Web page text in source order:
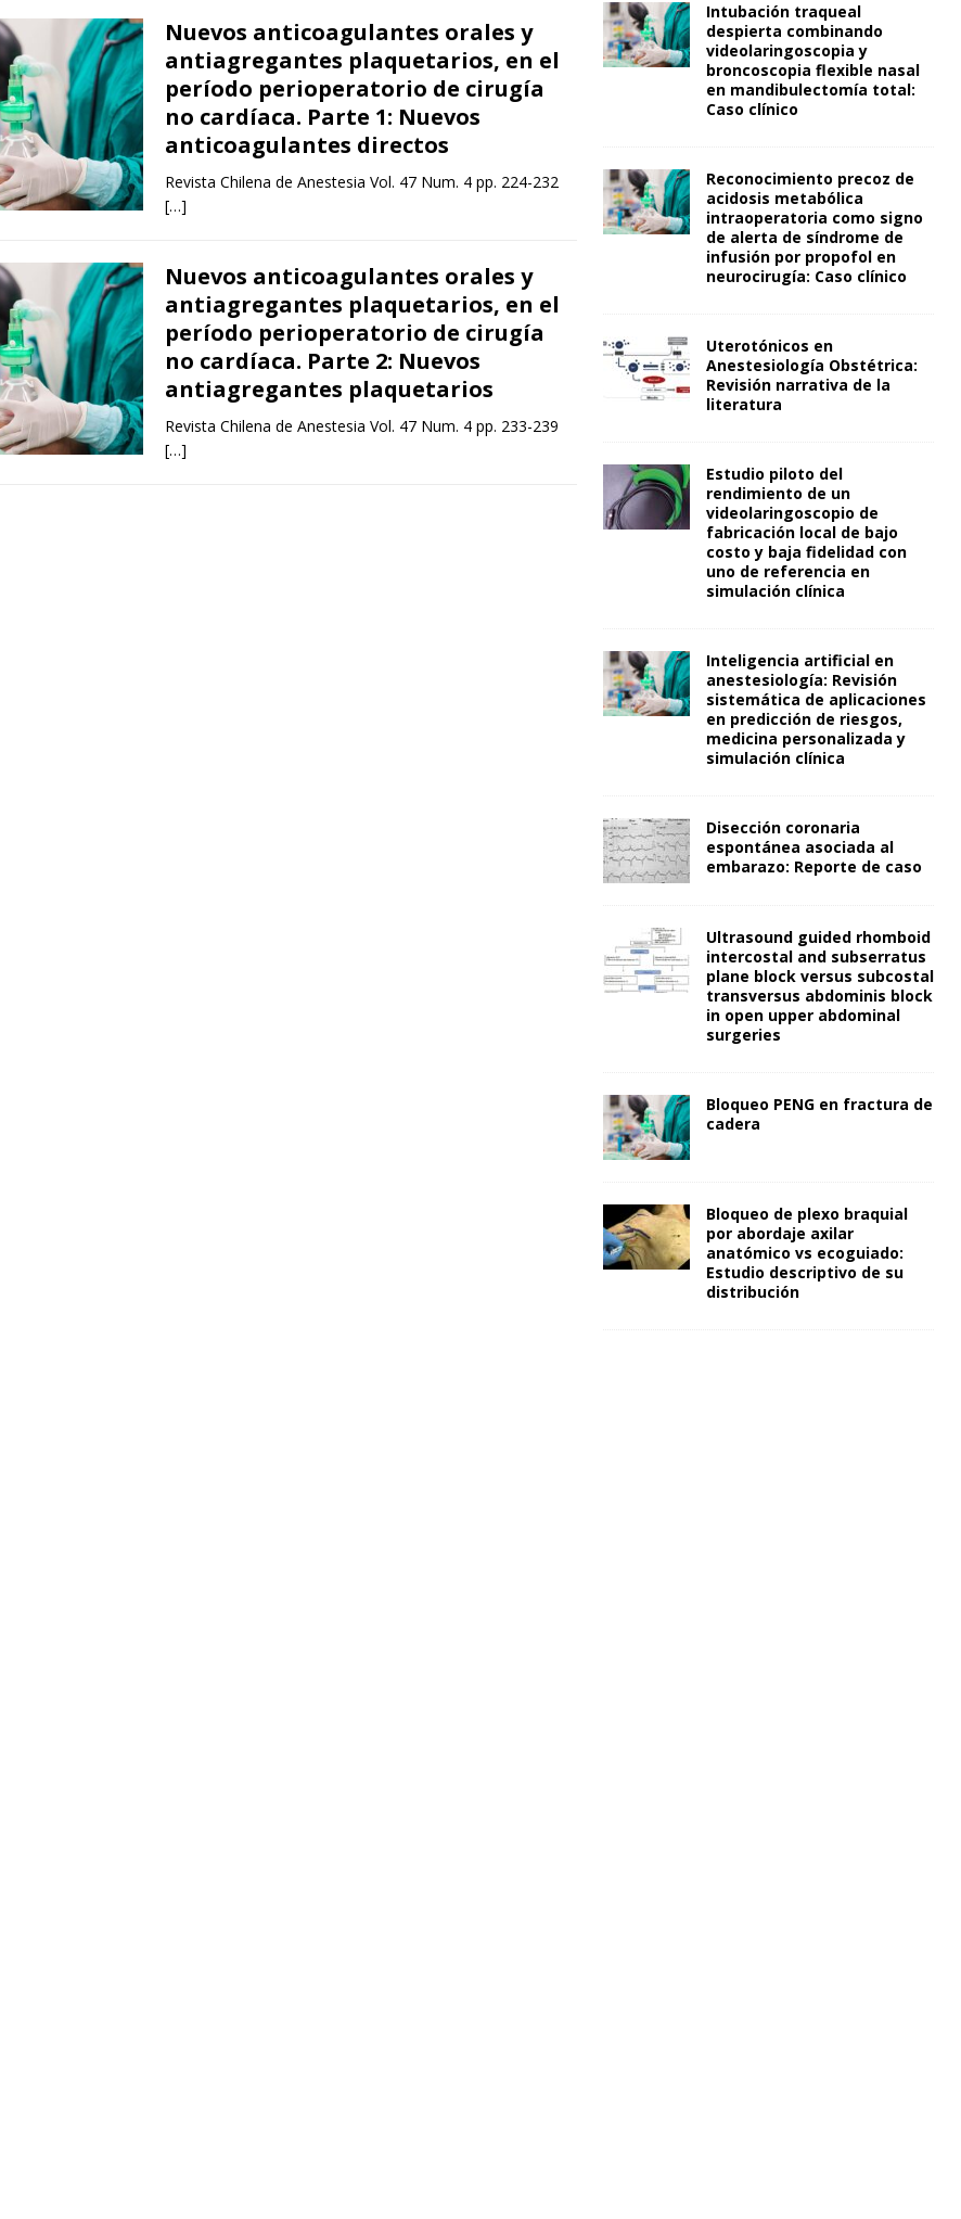
Nuevos anticoagulantes orales y
antiagregantes plaquetarios, en el
período perioperatorio de cirugía
no cardíaca. Parte 1: Nuevos
anticoagulantes directos
Revista Chilena de Anestesia Vol. 47 Num. 4 pp. 224-232
[…]
Nuevos anticoagulantes orales y
antiagregantes plaquetarios, en el
período perioperatorio de cirugía
no cardíaca. Parte 2: Nuevos
antiagregantes plaquetarios
Revista Chilena de Anestesia Vol. 47 Num. 4 pp. 233-239
[…]
Intubación traqueal
despierta combinando
videolaringoscopia y
broncoscopia flexible nasal
en mandibulectomía total:
Caso clínico
Reconocimiento precoz de
acidosis metabólica
intraoperatoria como signo
de alerta de síndrome de
infusión por propofol en
neurocirugía: Caso clínico
Uterotónicos en
Anestesiología Obstétrica:
Revisión narrativa de la
literatura
Estudio piloto del
rendimiento de un
videolaringoscopio de
fabricación local de bajo
costo y baja fidelidad con
uno de referencia en
simulación clínica
Inteligencia artificial en
anestesiología: Revisión
sistemática de aplicaciones
en predicción de riesgos,
medicina personalizada y
simulación clínica
Disección coronaria
espontánea asociada al
embarazo: Reporte de caso
Ultrasound guided rhomboid
intercostal and subserratus
plane block versus subcostal
transversus abdominis block
in open upper abdominal
surgeries
Bloqueo PENG en fractura de
cadera
Bloqueo de plexo braquial
por abordaje axilar
anatómico vs ecoguiado:
Estudio descriptivo de su
distribución